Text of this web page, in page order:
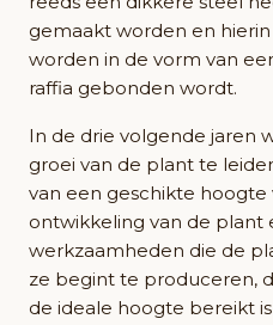
gemaakt worden en
worden in de vorm van
raffia gebonden wordt.
In de drie volgende jaren
groei van de plant te
van een geschikte
ontwikkeling van de plant
werkzaamheden die de
ze begint te produceren,
de ideale hoogte bereikt